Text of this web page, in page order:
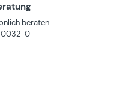
beraten.
0